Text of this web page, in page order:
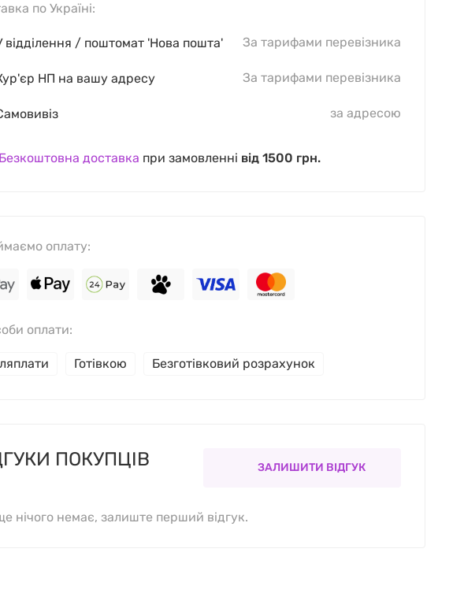
по Україні:
відділення / поштомат 'Нова пошта' За тарифами перевізника
НП на вашу адресу За тарифами перевізника
за адресою
Безкоштовна доставка при замовленні від 1500 грн.
оплату:
оплати:
Готівкою Безготівковий розрахунок
ПОКУПЦІВ ЗАЛИШИТИ ВІДГУК
нічого немає, залиште перший відгук.